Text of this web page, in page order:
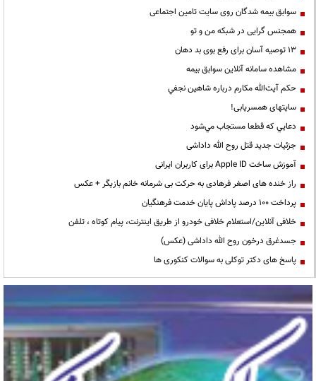
سوابق بیمه شدگان روی سایت تامین اجتماعی
همجنس گرایی در شبکه من و تو
13 توصیه آسان برای رفع بوی بد دهان
مشاهده سامانه آنلاين سوابق بیمه
حكم آيت‌الله مكارم درباره شاهين نجفي
سایتهای همسریابی!
دعايي كه قطعا مستجاب مي‌شود
جزئیات جدید قتل روح الله داداشی
آموزش ساخت Apple ID برای کاربران ایرانی
راز خنده های اصغر فرهادی به حرکت بی شرمانه خانم بازیگر + عکس
پرداخت ۱۰۰ درصد پاداش پایان خدمت فرهنگیان
خلافی آنلاین/استعلام خلافی خودرو از طریق اینترنت، پیام کوتاه ، تلفن
جسدغرق درخون روح الله داداشی (عکس)
پاسخ های دکتر توکلی به سوالات کنکوری ها